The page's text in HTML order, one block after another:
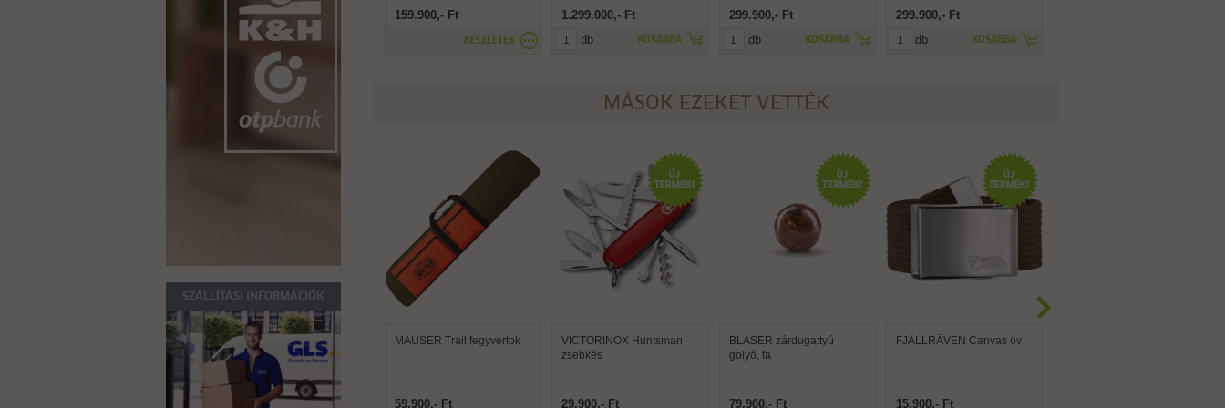
SZÁLLÍTÁSI INFORMÁCIÓK
159.900,- Ft
RÉSZLETEK
1.299.000,- Ft
KOSÁRBA
db
299.900,- Ft
KOSÁRBA
db
299.900,- Ft
KOSÁRBA
db
MÁSOK EZEKET VETTÉK
MAUSER Trail fegyvertok
59.900,- Ft
VICTORINOX Huntsman
zsebkés
29.900,- Ft
BLASER zárdugattyú
golyó, fa
79.900,- Ft
FJÄLLRÄVEN Canvas öv
15.900,- Ft